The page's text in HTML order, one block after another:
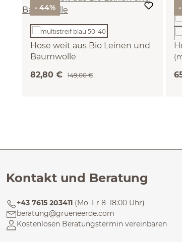
- 44%
Hose weit aus Bio Leinen und
Baumwolle
82,80 € 149,00 €
Kontakt und Beratung
+43 7615 203411 (Mo–Fr 8–18:00 Uhr)
beratung@grueneerde.com
Kostenlosen Beratungstermin vereinbaren